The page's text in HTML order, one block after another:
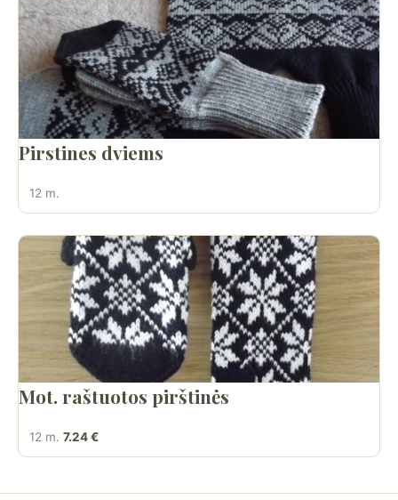
Pirstines dviems
12 m.
Mot. raštuotos pirštinės
12 m. 7.24 €